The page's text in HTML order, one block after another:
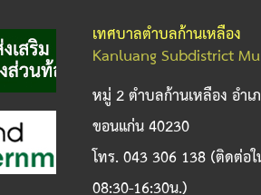
เทศบาลตำบลก้านเหลือง
Kanluang Subdistrict
หมู่ 2 ตำบลก้านเหลือง อำเ
ขอนแก่น 40230
โทร. 043 306 138 (ติดต่อ